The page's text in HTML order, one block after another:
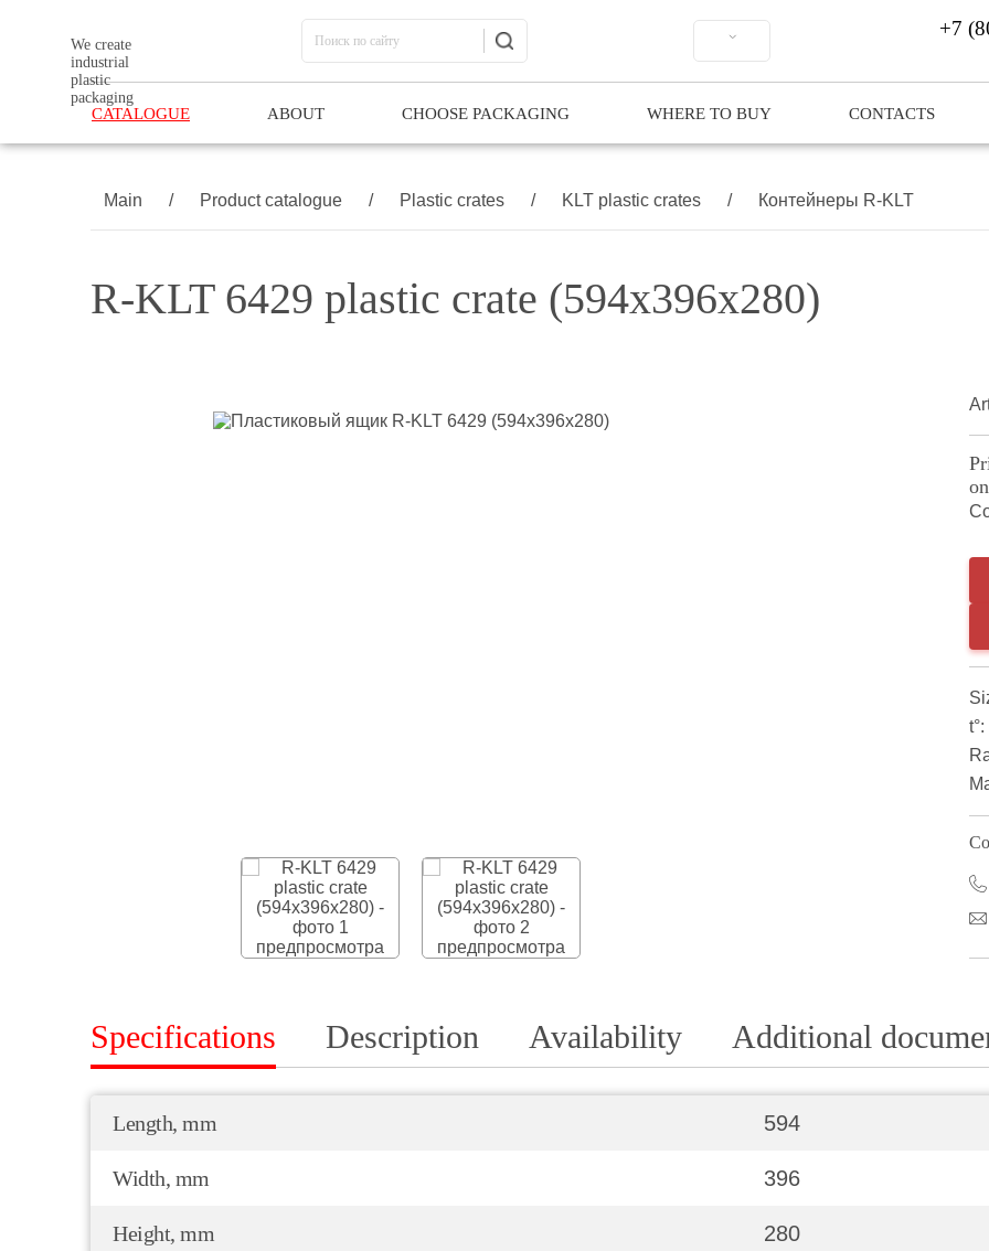
We create
industrial
plastic
packaging
+7
CATALOGUE ABOUT CHOOSE PACKAGING WHERE TO BUY CONTACTS
Main / Product catalogue / Plastic crates / KLT plastic crates / Контейнеры R-KLT
R-KLT 6429 plastic crate (594х396х280)
t°:
Specifications Description Availability Additional
Length, mm 594
Width, mm 396
Height, mm 280